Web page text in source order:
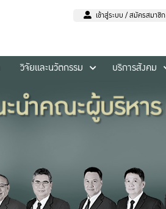
เข้าสู่ระบบ / สมัครสมาชิก
วิจัยและนวัตกรรม บริการสังคม